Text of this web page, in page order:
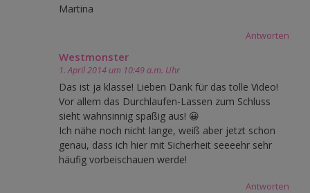
Martina
Antworten
Westmonster
1. April 2014 um 10:49 a.m. Uhr
Das ist ja klasse! Lieben Dank für das tolle Video!
Vor allem das Durchlaufen-Lassen zum Schluss
sieht wahnsinnig spaßig aus! 😀
Ich nähe noch nicht lange, weiß aber jetzt schon
genau, dass ich hier mit Sicherheit seeeehr sehr
häufig vorbeischauen werde!
Antworten